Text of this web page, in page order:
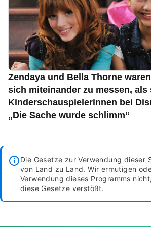
Zendaya und Bella Thorne
sich miteinander zu messen, als
Kinderschauspielerinnen bei
„Die Sache wurde schlimm“
Die Gesetze zur Verwendung dieser
von Land zu Land. Wir ermutigen
Verwendung dieses Programms
diese Gesetze verstößt.